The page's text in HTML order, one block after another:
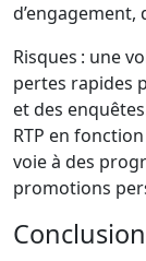
d’engagement,
Risques : une
pertes rapides
et des
RTP en
voie à des
promotions
Conclusion